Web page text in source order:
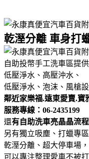
乾溼分離 車身打
自助投幣手工洗車區提供
低壓淨水、高壓沖水、
低壓淨水、泡沫、風槍
鄰近家樂福.遠東愛賣.寶
服務專線：06-2435199
還有自助洗車亮晶晶流
另有獨立吸塵、打蠟專區
乾溼分離、超大停車場，
可以專注整理愛車不被打